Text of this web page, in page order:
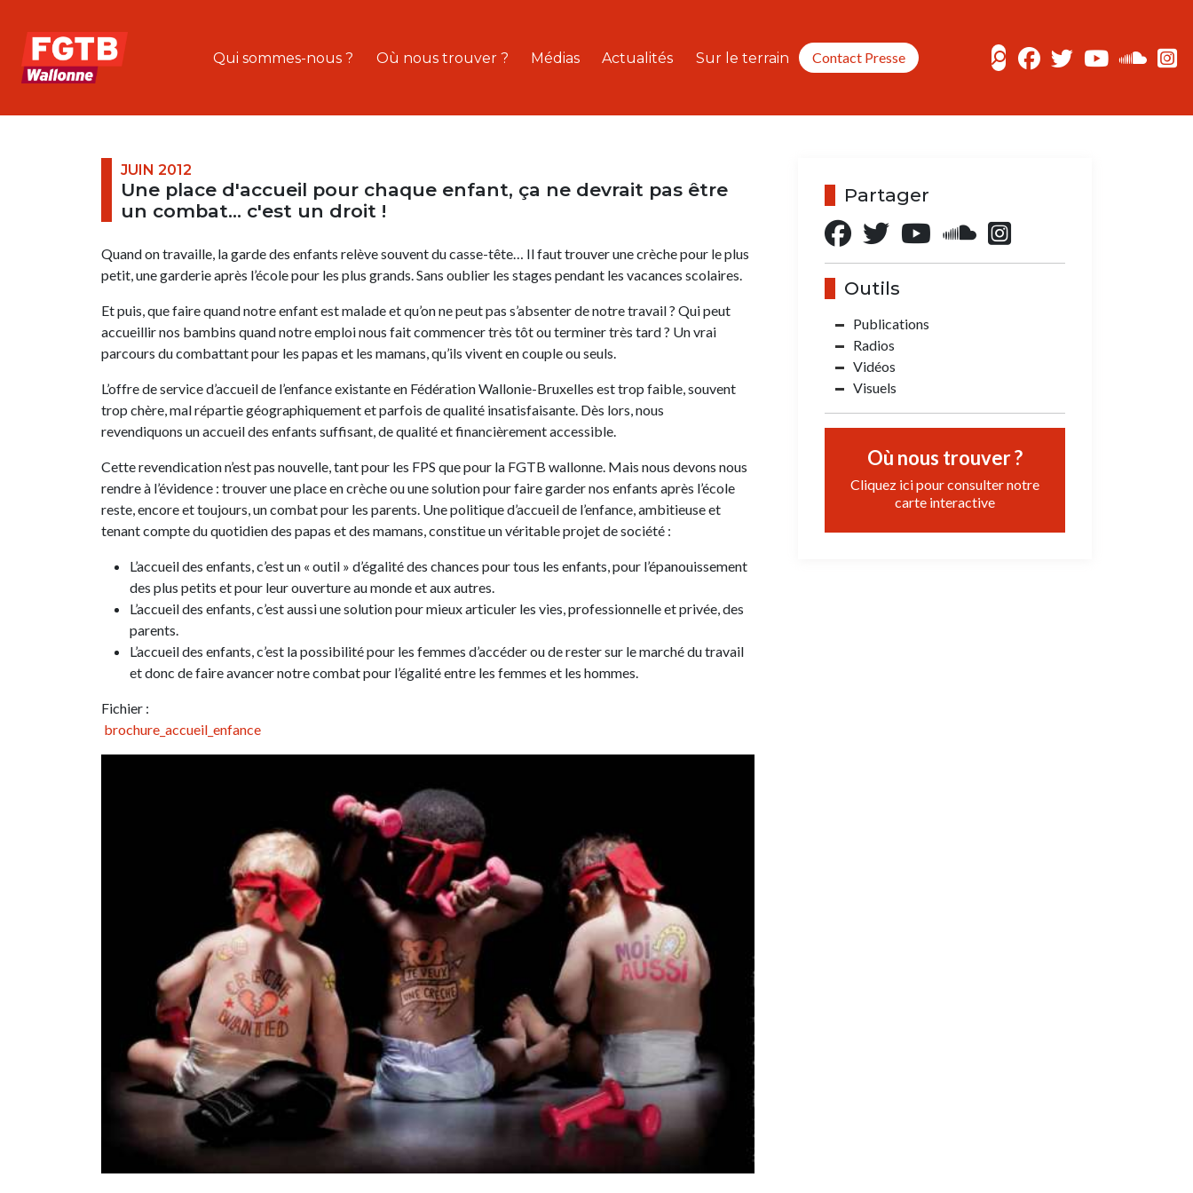
Qui sommes-nous ? Où nous trouver ? Médias Actualités Sur le terrain Contact Presse
JUIN 2012
Une place d'accueil pour chaque enfant, ça ne devrait pas être
un combat... c'est un droit !
Quand on travaille, la garde des enfants relève souvent du casse-tête… Il faut trouver une crèche pour le plus
petit, une garderie après l’école pour les plus grands. Sans oublier les stages pendant les vacances scolaires.
Et puis, que faire quand notre enfant est malade et qu’on ne peut pas s’absenter de notre travail ? Qui peut
accueillir nos bambins quand notre emploi nous fait commencer très tôt ou terminer très tard ? Un vrai
parcours du combattant pour les papas et les mamans, qu’ils vivent en couple ou seuls.
L’offre de service d’accueil de l’enfance existante en Fédération Wallonie-Bruxelles est trop faible, souvent
trop chère, mal répartie géographiquement et parfois de qualité insatisfaisante. Dès lors, nous
revendiquons un accueil des enfants suffisant, de qualité et financièrement accessible.
Cette revendication n’est pas nouvelle, tant pour les FPS que pour la FGTB wallonne. Mais nous devons nous
rendre à l’évidence : trouver une place en crèche ou une solution pour faire garder nos enfants après l’école
reste, encore et toujours, un combat pour les parents. Une politique d’accueil de l’enfance, ambitieuse et
tenant compte du quotidien des papas et des mamans, constitue un véritable projet de société :
L’accueil des enfants, c’est un « outil » d’égalité des chances pour tous les enfants, pour l’épanouissement
des plus petits et pour leur ouverture au monde et aux autres.
L’accueil des enfants, c’est aussi une solution pour mieux articuler les vies, professionnelle et privée, des
parents.
L’accueil des enfants, c’est la possibilité pour les femmes d’accéder ou de rester sur le marché du travail
et donc de faire avancer notre combat pour l’égalité entre les femmes et les hommes.
Fichier :
brochure_accueil_enfance
Partager
Outils
Publications
Radios
Vidéos
Visuels
Où nous trouver ?
Cliquez ici pour consulter notre
carte interactive